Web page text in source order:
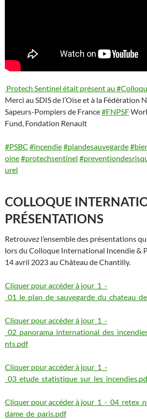
Protech Sentinel était présent au
Merci au SDIS de l’Oise et à la Fédération
Sapeurs-Pompiers de France#FNPSF
Fund, Fondation Renault
#PSBC #incendie#plandesauvegarde
oine#protechsentinel
urel
COLLOQUE
PRÉSENTATIONS
Retrouvez l’ensemble des présentations
lors du Colloque International Incendie &
14 avril 2023 au Château de Chantilly.
Cliquer pour accéder à jour_1_-
Cliquer pour accéder à jour_1_-
nts.pdf
Cliquer pour accéder à jour_1_-
Cliquer pour accéder à jour_1_-
dame_de_paris.pdf